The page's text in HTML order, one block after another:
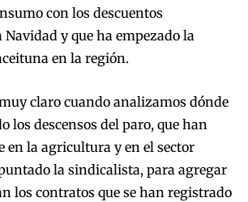
con los descuentos
Navidad y que ha empezado la
en la región.
claro cuando analizamos dónde
los descensos del paro, que han
en la agricultura y en el sector
la sindicalista, para agregar
los contratos que se han registrado